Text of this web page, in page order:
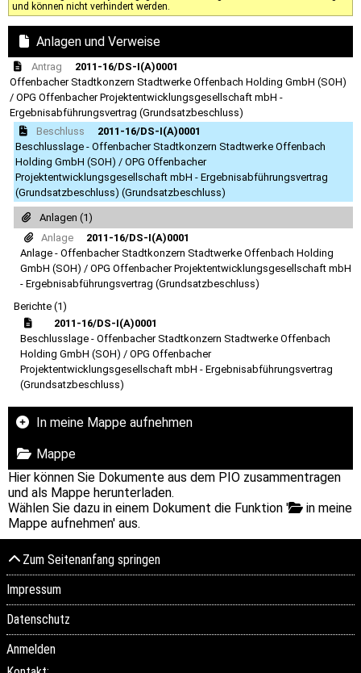
und können nicht verhindert werden.
Anlagen und Verweise
Antrag
2011-16/DS-I(A)0001
Offenbacher Stadtkonzern Stadtwerke Offenbach Holding GmbH (SOH)
/ OPG Offenbacher Projektentwicklungsgesellschaft mbH -
Ergebnisabführungsvertrag (Grundsatzbeschluss)
Beschluss
2011-16/DS-I(A)0001
Beschlusslage - Offenbacher Stadtkonzern Stadtwerke Offenbach
Holding GmbH (SOH) / OPG Offenbacher
Projektentwicklungsgesellschaft mbH - Ergebnisabführungsvertrag
(Grundsatzbeschluss) (Grundsatzbeschluss)
Anlagen (1)
Anlage
2011-16/DS-I(A)0001
Anlage - Offenbacher Stadtkonzern Stadtwerke Offenbach Holding
GmbH (SOH) / OPG Offenbacher Projektentwicklungsgesellschaft mbH
- Ergebnisabführungsvertrag (Grundsatzbeschluss)
Berichte (1)
2011-16/DS-I(A)0001
Beschlusslage - Offenbacher Stadtkonzern Stadtwerke Offenbach
Holding GmbH (SOH) / OPG Offenbacher
Projektentwicklungsgesellschaft mbH - Ergebnisabführungsvertrag
(Grundsatzbeschluss)
In meine Mappe aufnehmen
Mappe
Hier können Sie Dokumente aus dem PIO zusammentragen
und als Mappe herunterladen.
Wählen Sie dazu in einem Dokument die Funktion '
in meine
Mappe aufnehmen' aus.
Zum Seitenanfang springen
Impressum
Datenschutz
Anmelden